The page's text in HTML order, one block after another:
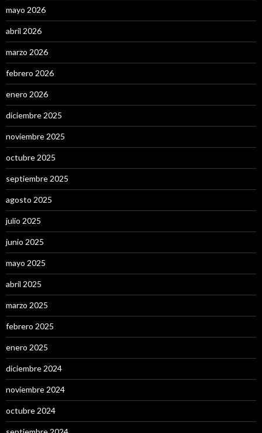
mayo 2026
abril 2026
marzo 2026
febrero 2026
enero 2026
diciembre 2025
noviembre 2025
octubre 2025
septiembre 2025
agosto 2025
julio 2025
junio 2025
mayo 2025
abril 2025
marzo 2025
febrero 2025
enero 2025
diciembre 2024
noviembre 2024
octubre 2024